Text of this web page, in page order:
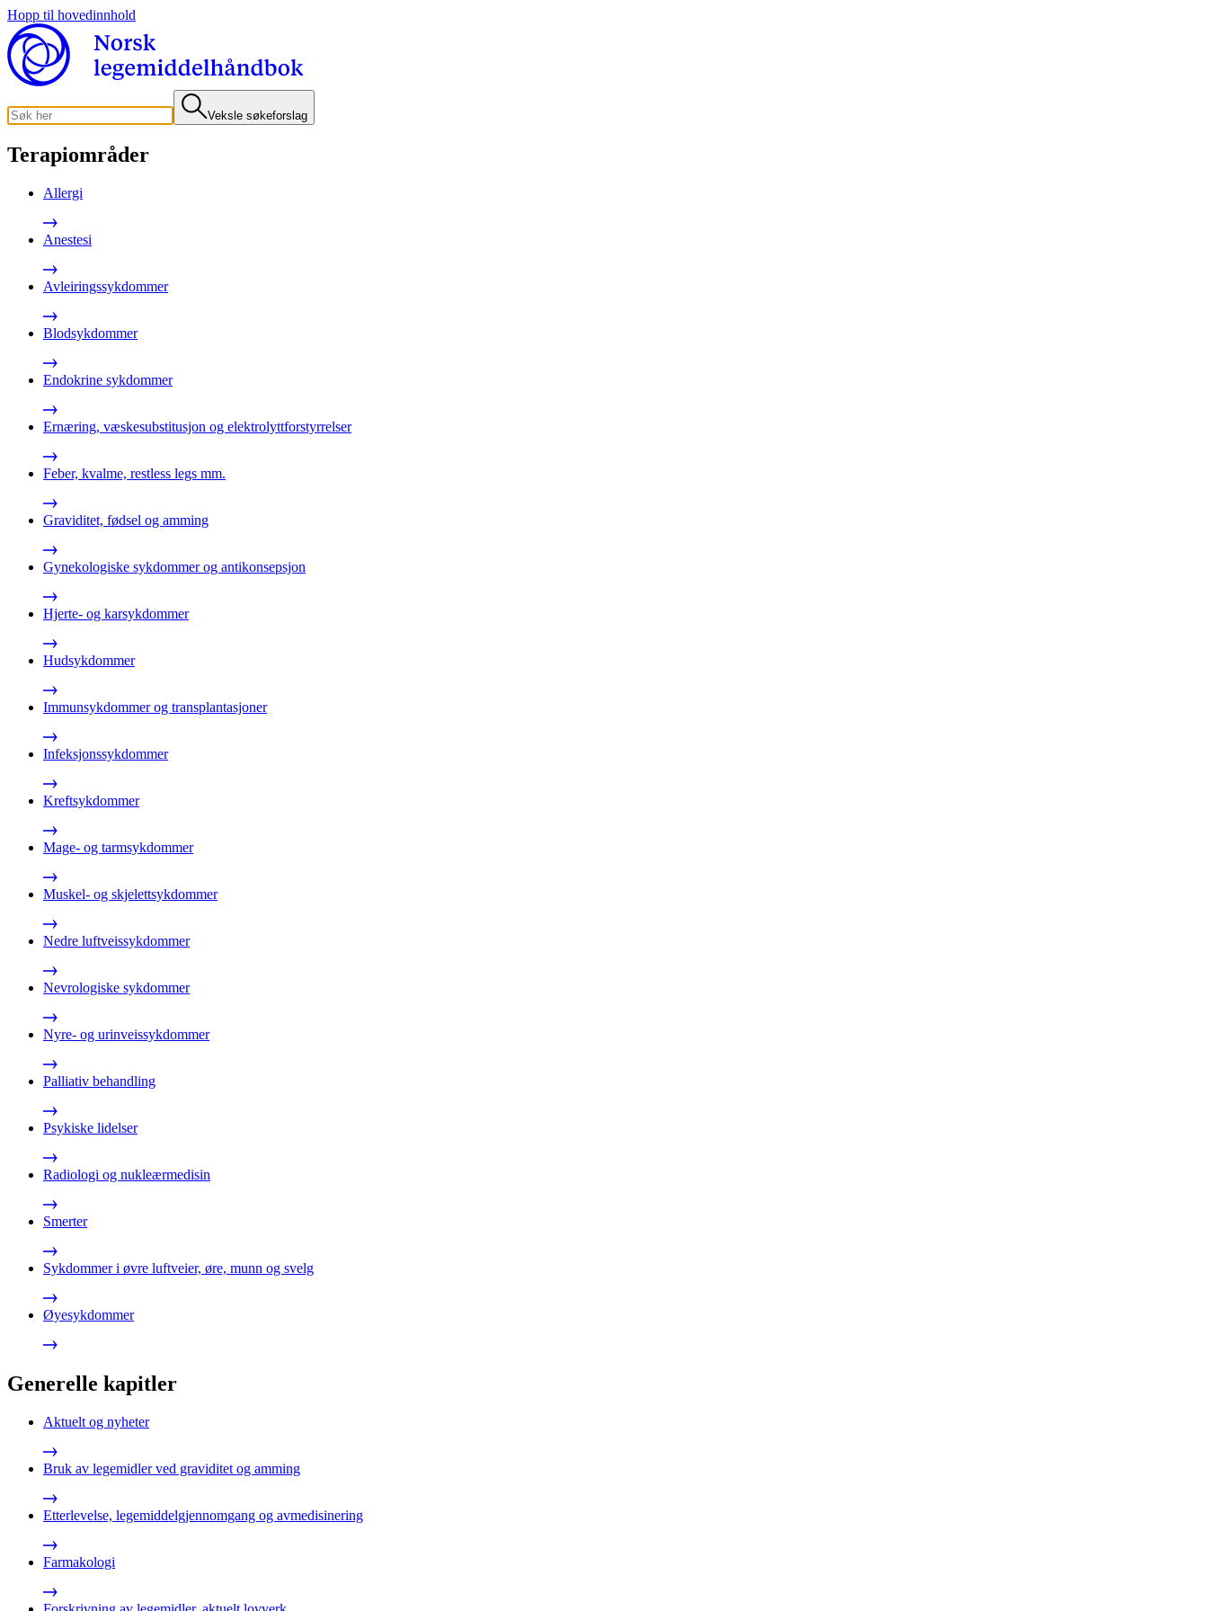
Hopp til hovedinnhold
Veksle søkeforslag
Terapiområder
Allergi
Anestesi
Avleiringssykdommer
Blodsykdommer
Endokrine sykdommer
Ernæring, væskesubstitusjon og elektrolyttforstyrrelser
Feber, kvalme, restless legs mm.
Graviditet, fødsel og amming
Gynekologiske sykdommer og antikonsepsjon
Hjerte- og karsykdommer
Hudsykdommer
Immunsykdommer og transplantasjoner
Infeksjonssykdommer
Kreftsykdommer
Mage- og tarmsykdommer
Muskel- og skjelettsykdommer
Nedre luftveissykdommer
Nevrologiske sykdommer
Nyre- og urinveissykdommer
Palliativ behandling
Psykiske lidelser
Radiologi og nukleærmedisin
Smerter
Sykdommer i øvre luftveier, øre, munn og svelg
Øyesykdommer
Generelle kapitler
Aktuelt og nyheter
Bruk av legemidler ved graviditet og amming
Etterlevelse, legemiddelgjennomgang og avmedisinering
Farmakologi